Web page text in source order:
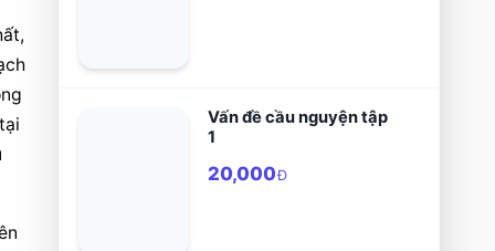
Vấn đề cầu nguyện tập
1
20,000Đ